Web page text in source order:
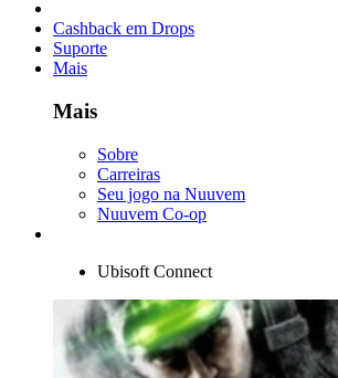
Cashback em Drops
Suporte
Mais
Mais
Sobre
Carreiras
Seu jogo na Nuuvem
Nuuvem Co-op
Ubisoft Connect